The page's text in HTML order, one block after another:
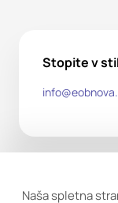
Stopite v
Naša spletna